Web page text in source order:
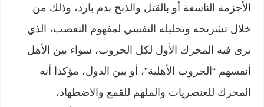
الأحزمة الناسفة أو بالقتل والذبح بدم بارد، وذلك من
خلال تشريحه وتحليله النفسي لمفهوم التعصب، الذي
يرى فيه المحرك الأول لكل الحروب، سواء بين الأهل
أنفسهم “الحروب الأهلية”، أو بين الدول، مؤكدا أنه
المحرك للعنصريات والملهم للقمع والاضطهاد،